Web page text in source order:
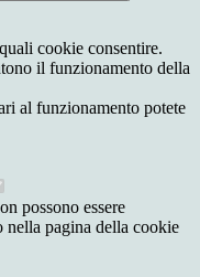
cookie consentire.
il funzionamento della
al funzionamento potete
possono essere
nella pagina della cookie